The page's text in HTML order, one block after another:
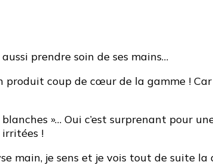
prendre soin de ses mains…
produit coup de cœur de la gamme !
»… Oui c’est surprenant pour
!
main, je sens et je vois tout de suite